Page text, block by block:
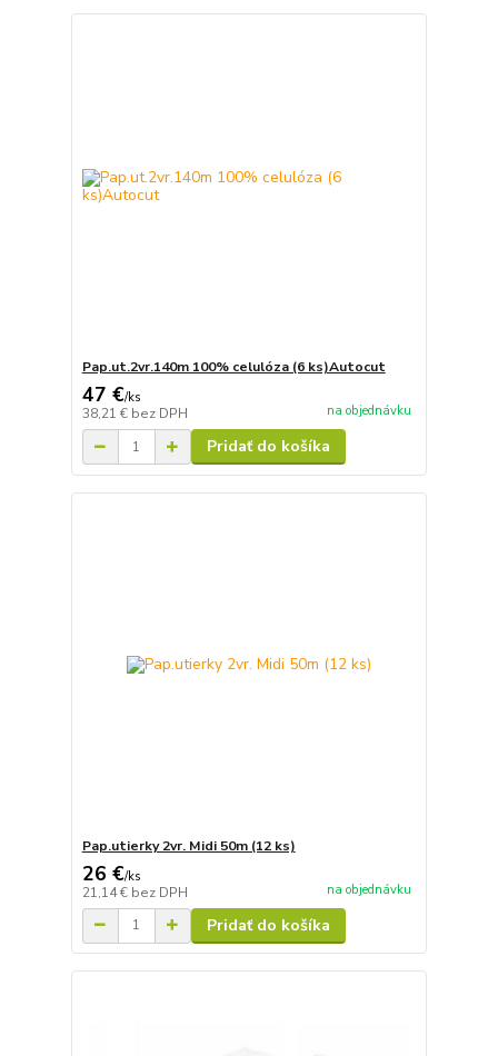
Pap.ut.2vr.140m 100% celulóza (6 ks)Autocut
47 €/ks
38,21 € bez DPH na objednávku
Pridať do košíka
Pap.utierky 2vr. Midi 50m (12 ks)
26 €/ks
21,14 € bez DPH na objednávku
Pridať do košíka